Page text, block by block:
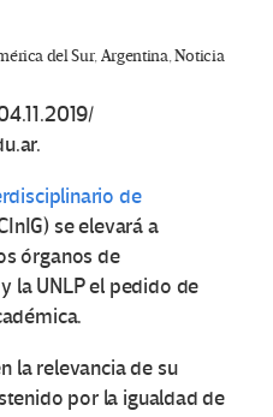
del Sur,Argentina,Noticia
de
se elevará a
órganos de
la UNLP el pedido de
la relevancia de su
por la igualdad de